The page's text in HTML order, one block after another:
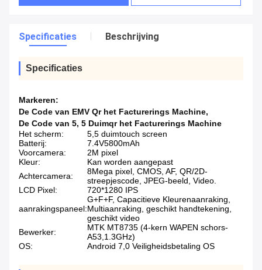
Specificaties Beschrijving
Specificaties
Markeren:
De Code van EMV Qr het Facturerings Machine,
De Code van 5, 5 Duimqr het Facturerings Machine
Het scherm:
5,5 duimtouch screen
Batterij:
7.4V5800mAh
Voorcamera:
2M pixel
Kleur:
Kan worden aangepast
Achtercamera:
8Mega pixel, CMOS, AF, QR/2D-
streepjescode, JPEG-beeld, Video.
LCD Pixel:
720*1280 IPS
aanrakingspaneel:
G+F+F, Capacitieve Kleurenaanraking,
Multiaanraking, geschikt handtekening,
geschikt video
Bewerker:
MTK MT8735 (4-kern WAPEN schors-
A53,1.3GHz)
OS:
Android 7,0 Veiligheidsbetaling OS